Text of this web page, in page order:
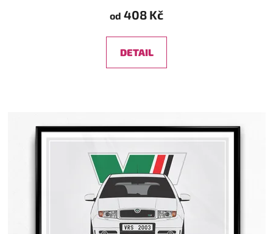
od 408 Kč
DETAIL